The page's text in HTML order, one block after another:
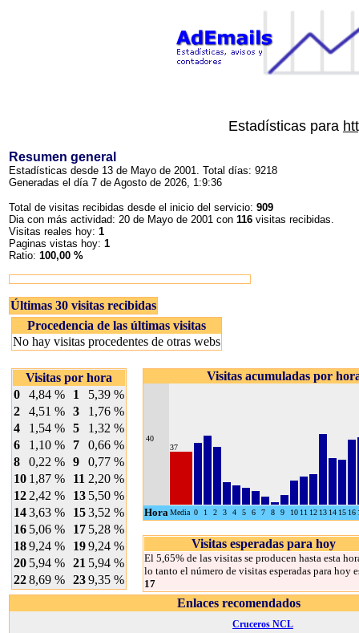
Estadísticas para
Resumen general
Estadísticas desde 13 de Mayo de 2001. Total días: 9218
Generadas el día 7 de Agosto de 2026, 1:9:36
Total de visitas recibidas desde el inicio del servicio: 909
Dia con más actividad: 20 de Mayo de 2001 con 116 visitas recibidas.
Visitas reales hoy: 1
Paginas vistas hoy: 1
Ratio: 100,00 %
Últimas 30 visitas recibidas
Procedencia de las últimas visitas
No hay visitas procedentes de otras webs
Visitas por hora
0
4,84 % 1
5,39 %
2
4,51 % 3
1,76 %
4
1,54 % 5
1,32 %
6
1,10 % 7
0,66 %
8
0,22 % 9
0,77 %
10 1,87 % 11 2,20 %
12 2,42 % 13 5,50 %
143,63 % 153,52 %
16 5,06 % 17 5,28 %
189,24 % 199,24 %
20 5,94 % 21 5,94 %
228,69 % 239,35 %
Visitas acumuladas por
40
37
HoraMedia 0 1 2 3 4 5 6 7 8 9 10 11 12 13 14 15 16
Visitas esperadas para hoy
El 5,65% de las visitas se producen hasta esta
lo tanto el número de visitas esperadas para hoy
17
Enlaces recomendados
Cruceros NCL